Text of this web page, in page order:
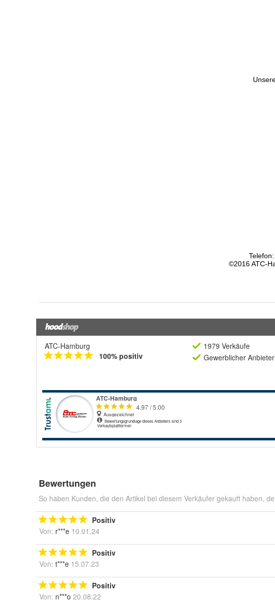
ATC-Hamburg
100% positiv
1979 Verkäufe
Gewerblicher Anbieter
Bewertungen
So haben Kunden, die den Artikel bei diesem Verkäufer gekauft haben,
Positiv
Von: r***e 10.01.24
Positiv
Von: t***e 15.07.23
Positiv
Von: n***o 20.08.22